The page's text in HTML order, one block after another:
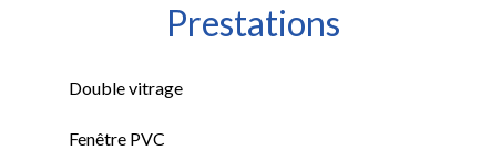
Prestations
Double vitrage
Fenêtre PVC